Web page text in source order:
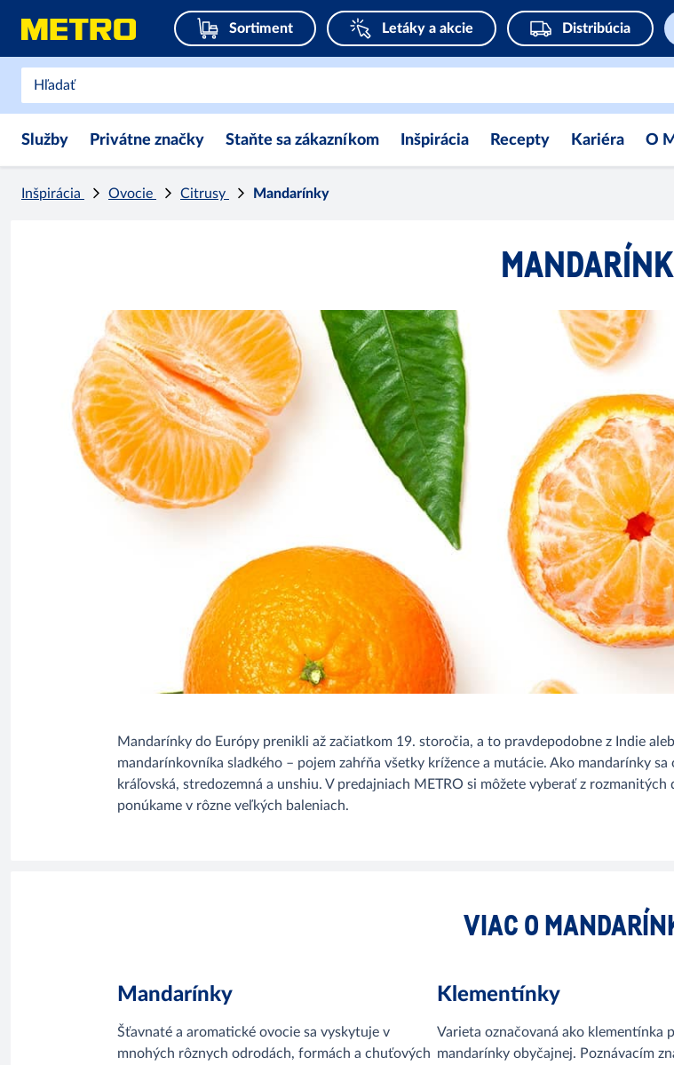
Sortiment Letáky a akcie Distribúcia
Služby Privátne značky Staňte sa zákazníkom Inšpirácia Recepty Kariéra O
Inšpirácia Ovocie Citrusy Mandarínky
Mandarínky do Európy prenikli až začiatkom 19. storočia, a to pravdepodobne z Indie
mandarínkovníka sladkého – pojem zahŕňa všetky krížence a mutácie. Ako mandarínky
kráľovská, stredozemná a unshiu. V predajniach METRO si môžete vyberať z
ponúkame v rôzne veľkých baleniach.
VIAC O
Mandarínky
Šťavnaté a aromatické ovocie sa vyskytuje v
mnohých rôznych odrodách, formách a chuťových
Klementínky
Varieta označovaná ako klementínka
mandarínky obyčajnej. Poznávacím